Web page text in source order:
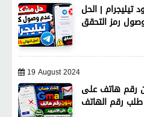
| الحل
19 August 2024
رقم هاتف على